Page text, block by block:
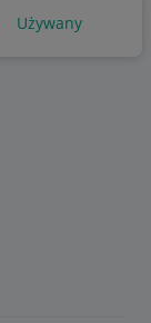
Używany